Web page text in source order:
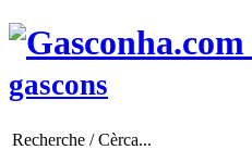
gascons
Recherche / Cèrca...